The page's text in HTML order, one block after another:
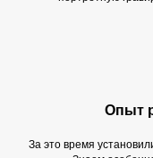
Опыт
За это время